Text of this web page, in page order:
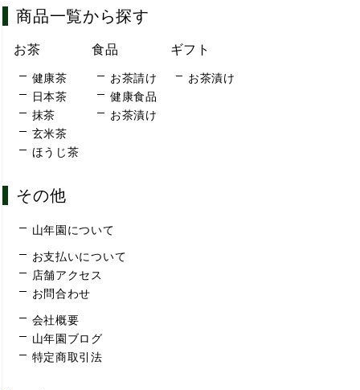
商品一覧から探す
お茶
健康茶
日本茶
抹茶
玄米茶
ほうじ茶
食品
お茶請け
健康食品
お茶漬け
ギフト
お茶漬け
その他
山年園について
お支払いについて
店舗アクセス
お問合わせ
会社概要
山年園ブログ
特定商取引法